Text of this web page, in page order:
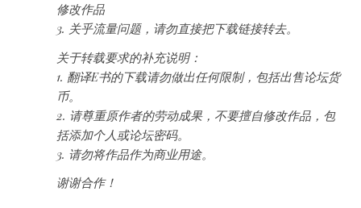
修改作品
3. 关乎流量问题，请勿直接把下载链接转去。
关于转载要求的补充说明：
1. 翻译E书的下载请勿做出任何限制，包括出售论坛货
币。
2. 请尊重原作者的劳动成果，不要擅自修改作品，包
括添加个人或论坛密码。
3. 请勿将作品作为商业用途。
谢谢合作！